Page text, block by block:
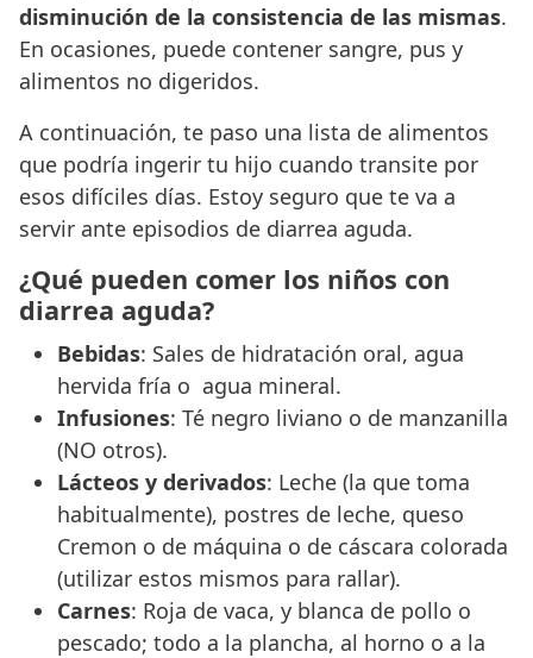
disminución de la consistencia de las mismas.
En ocasiones, puede contener sangre, pus y
alimentos no digeridos.
A continuación, te paso una lista de alimentos
que podría ingerir tu hijo cuando transite por
esos difíciles días. Estoy seguro que te va a
servir ante episodios de diarrea aguda.
¿Qué pueden comer los niños con
diarrea aguda?
Bebidas: Sales de hidratación oral, agua
hervida fría o agua mineral.
Infusiones: Té negro liviano o de manzanilla
(NO otros).
Lácteos y derivados: Leche (la que toma
habitualmente), postres de leche, queso
Cremon o de máquina o de cáscara colorada
(utilizar estos mismos para rallar).
Carnes: Roja de vaca, y blanca de pollo o
pescado; todo a la plancha, al horno o a la